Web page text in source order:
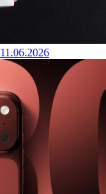
11.06.2026